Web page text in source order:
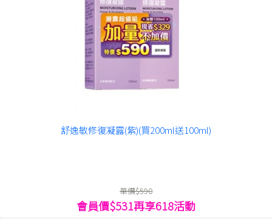
舒逸敏修復凝露(紫)(買200ml送100ml)
單價$590
會員價$531再享618活動